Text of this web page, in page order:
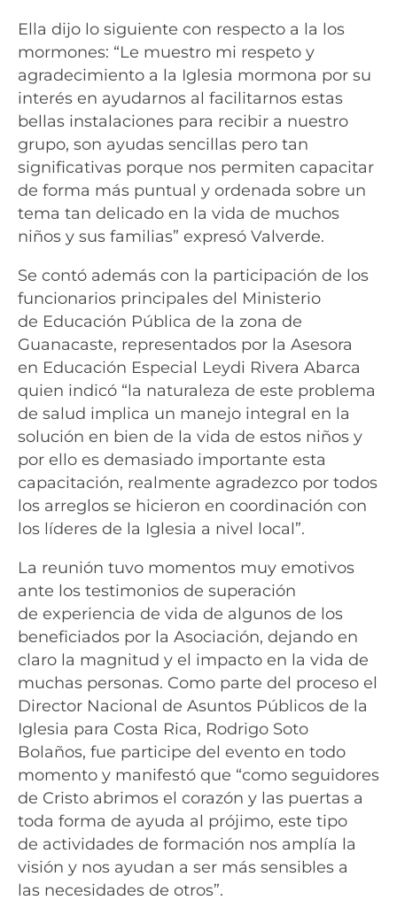
Ella dijo lo siguiente con respecto a la los
mormones: “Le muestro mi respeto y
agradecimiento a la Iglesia mormona por su
interés en ayudarnos al facilitarnos estas
bellas instalaciones para recibir a nuestro
grupo, son ayudas sencillas pero tan
significativas porque nos permiten capacitar
de forma más puntual y ordenada sobre un
tema tan delicado en la vida de muchos
niños y sus familias” expresó Valverde.
Se contó además con la participación de los
funcionarios principales del Ministerio
de Educación Pública de la zona de
Guanacaste, representados por la Asesora
en Educación Especial Leydi Rivera Abarca
quien indicó “la naturaleza de este problema
de salud implica un manejo integral en la
solución en bien de la vida de estos niños y
por ello es demasiado importante esta
capacitación, realmente agradezco por todos
los arreglos se hicieron en coordinación con
los líderes de la Iglesia a nivel local”.
La reunión tuvo momentos muy emotivos
ante los testimonios de superación
de experiencia de vida de algunos de los
beneficiados por la Asociación, dejando en
claro la magnitud y el impacto en la vida de
muchas personas. Como parte del proceso el
Director Nacional de Asuntos Públicos de la
Iglesia para Costa Rica, Rodrigo Soto
Bolaños, fue participe del evento en todo
momento y manifestó que “como seguidores
de Cristo abrimos el corazón y las puertas a
toda forma de ayuda al prójimo, este tipo
de actividades de formación nos amplía la
visión y nos ayudan a ser más sensibles a
las necesidades de otros”.